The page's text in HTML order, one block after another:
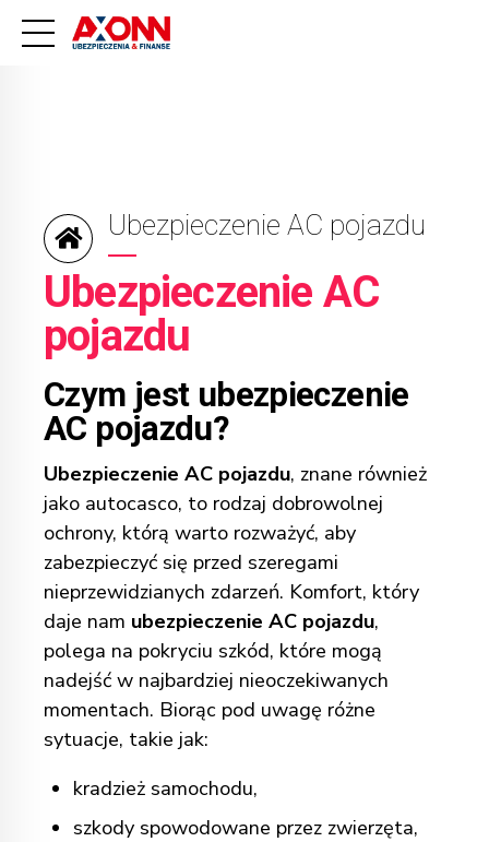
Ubezpieczenie AC pojazdu
Ubezpieczenie AC
pojazdu
Czym jest ubezpieczenie
AC pojazdu?
Ubezpieczenie AC pojazdu, znane również
jako autocasco, to rodzaj dobrowolnej
ochrony, którą warto rozważyć, aby
zabezpieczyć się przed szeregami
nieprzewidzianych zdarzeń. Komfort, który
daje nam ubezpieczenie AC pojazdu,
polega na pokryciu szkód, które mogą
nadejść w najbardziej nieoczekiwanych
momentach. Biorąc pod uwagę różne
sytuacje, takie jak:
kradzież samochodu,
szkody spowodowane przez zwierzęta,